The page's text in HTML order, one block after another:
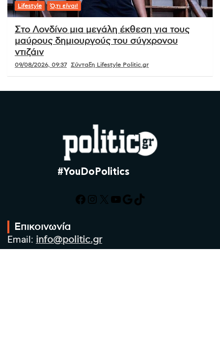
Lifestyle Ό,τι είναι!
Στο Λονδίνο μια μεγάλη έκθεση για τους
μαύρους δημιουργούς του σύγχρονου
ντιζάιν
09/08/2026, 09:37 Σύνταξη Lifestyle Politic.gr
#YouDoPolitics
Facebook
Instagram
X YouTube
Google
TikTok
Επικοινωνία
Email: info@politic.gr
Τηλ: